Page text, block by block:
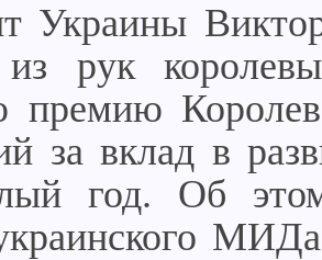
Украины
рук
премию
за вклад в
год. Об